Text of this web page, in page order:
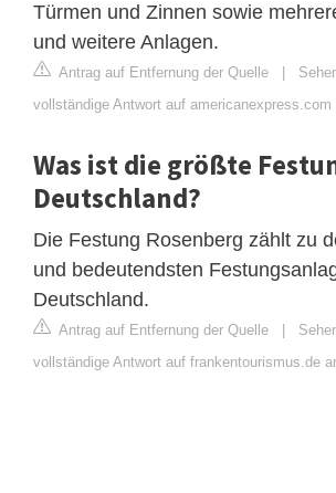
Türmen und Zinnen sowie
und weitere Anlagen.
Antrag auf Entfernung der Quelle
vollständige Antwort auf americanexpress.com
Was ist die größte
Deutschland?
Die Festung Rosenberg zählt zu
und bedeutendsten
Deutschland.
Antrag auf Entfernung der Quelle
vollständige Antwort auf frankentourismus.de